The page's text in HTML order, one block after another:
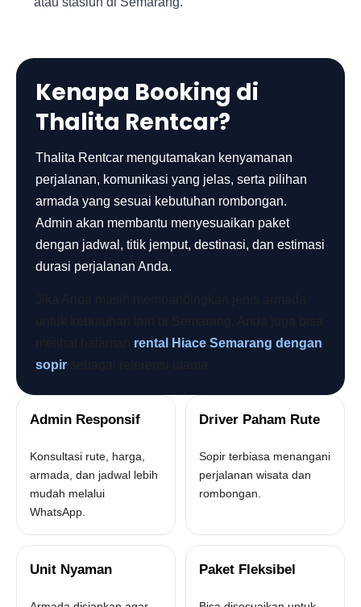
Kenapa Booking di
Thalita Rentcar?
Thalita Rentcar mengutamakan kenyamanan
perjalanan, komunikasi yang jelas, serta pilihan
armada yang sesuai kebutuhan rombongan.
Admin akan membantu menyesuaikan paket
dengan jadwal, titik jemput, destinasi, dan estimasi
durasi perjalanan Anda.
rental Hiace Semarang dengan
sopir
Admin Responsif
Konsultasi rute, harga,
armada, dan jadwal lebih
mudah melalui
WhatsApp.
Driver Paham Rute
Sopir terbiasa menangani
perjalanan wisata dan
rombongan.
Unit Nyaman Paket Fleksibel